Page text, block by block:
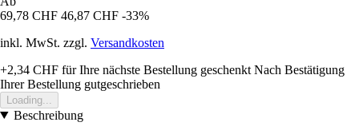
69,78 CHF 46,87 CHF -33%
inkl. MwSt. zzgl. Versandkosten
+2,34 CHF für Ihre nächste Bestellung geschenkt Nach Bestätigung
Ihrer Bestellung gutgeschrieben
Loading...
Beschreibung